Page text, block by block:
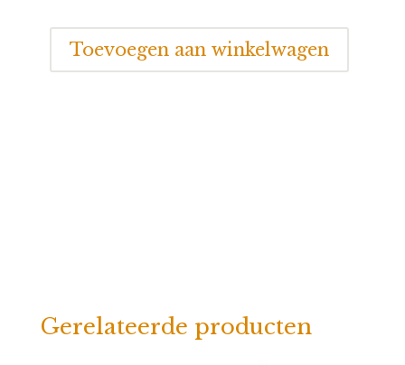
Jellycat
Amuseables
Carrot
Toevoegen aan winkelwagen
Gerelateerde producten